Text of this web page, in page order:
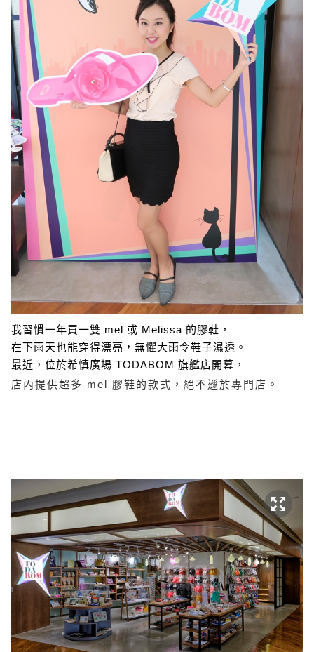
我習慣一年買一雙 mel 或 Melissa 的膠鞋，
在下雨天也能穿得漂亮，無懼大雨令鞋子濕透。
最近，位於希慎廣場 TODABOM 旗艦店開幕，
店內提供超多 mel 膠鞋的款式，絕不遜於專門店。